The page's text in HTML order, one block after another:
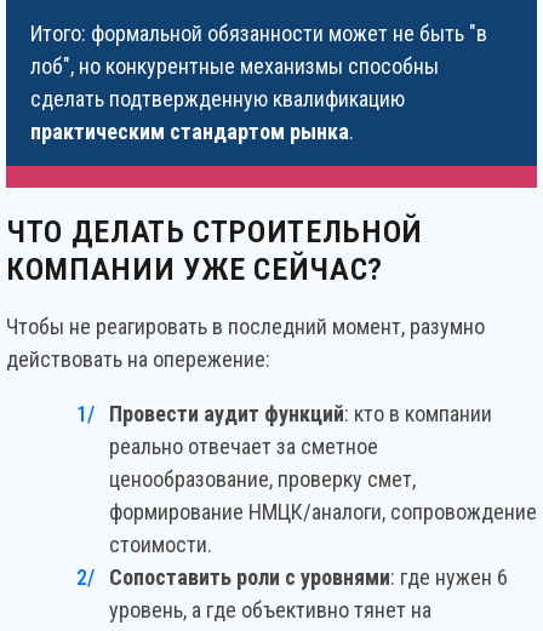
Итого: формальной обязанности может не быть "в
лоб", но конкурентные механизмы способны
сделать подтвержденную квалификацию
практическим стандартом рынка.
ЧТО ДЕЛАТЬ СТРОИТЕЛЬНОЙ
КОМПАНИИ УЖЕ СЕЙЧАС?
Чтобы не реагировать в последний момент, разумно
действовать на опережение:
Провести аудит функций: кто в компании
реально отвечает за сметное
ценообразование, проверку смет,
формирование НМЦК/аналоги, сопровождение
стоимости.
Сопоставить роли с уровнями: где нужен 6
уровень, а где объективно тянет на